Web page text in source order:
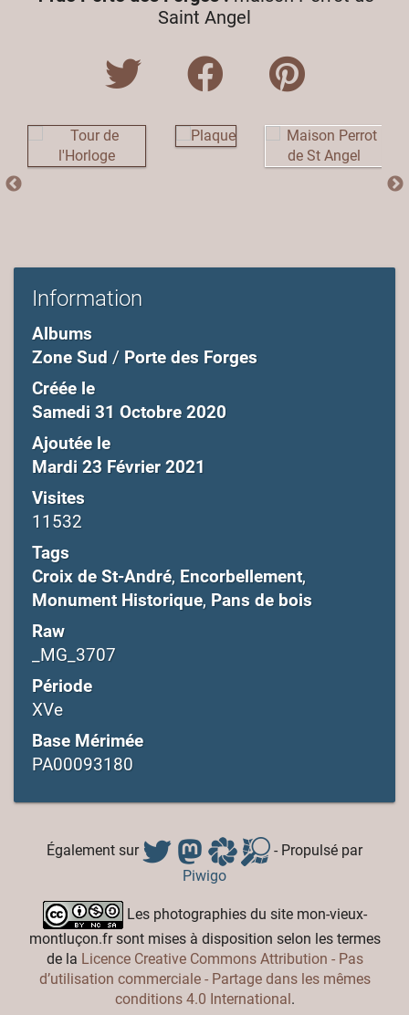
Saint Angel
Information
Albums
Zone Sud / Porte des Forges
Créée le
Samedi 31 Octobre 2020
Ajoutée le
Mardi 23 Février 2021
Visites
11532
Tags
Croix de St-André, Encorbellement,
Monument Historique, Pans de bois
Raw
_MG_3707
Période
XVe
Base Mérimée
PA00093180
Également sur
- Propulsé par
Piwigo
Les photographies du site mon-vieux-
montluçon.fr sont mises à disposition selon les termes
de la Licence Creative Commons Attribution - Pas
d’utilisation commerciale - Partage dans les mêmes
conditions 4.0 International.